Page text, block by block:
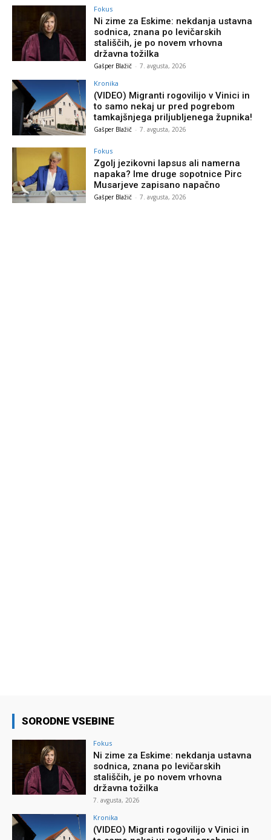
Fokus
Ni zime za Eskime: nekdanja ustavna
sodnica, znana po levičarskih
stališčih, je po novem vrhovna
državna tožilka
Gašper Blažič - 7. avgusta, 2026
Kronika
(VIDEO) Migranti rogovilijo v Vinici in
to samo nekaj ur pred pogrebom
tamkajšnjega priljubljenega župnika!
Gašper Blažič - 7. avgusta, 2026
Fokus
Zgolj jezikovni lapsus ali namerna
napaka? Ime druge sopotnice Pirc
Musarjeve zapisano napačno
Gašper Blažič - 7. avgusta, 2026
SORODNE VSEBINE
Fokus
Ni zime za Eskime: nekdanja ustavna
sodnica, znana po levičarskih
stališčih, je po novem vrhovna
državna tožilka
7. avgusta, 2026
Kronika
(VIDEO) Migranti rogovilijo v Vinici in